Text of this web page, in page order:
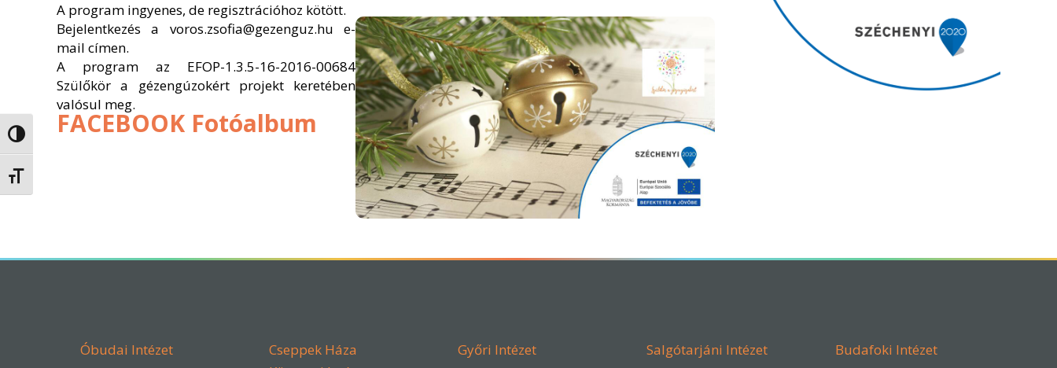
Nagy kontraszt váltása
Betűméret váltása
A program ingyenes, de regisztrációhoz kötött.
Bejelentkezés a voros.zsofia@gezenguz.hu e-
mail címen.
A program az EFOP-1.3.5-16-2016-00684
Szülőkör a gézengúzokért projekt keretében
valósul meg.
FACEBOOK Fotóalbum
Óbudai Intézet
Cseppek Háza
Győri Intézet Salgótarjáni Intézet Budafoki Intézet